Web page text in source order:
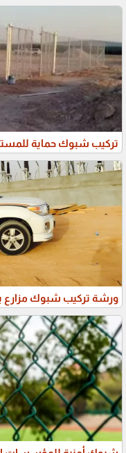
تركيب شبوك حماية للمستودعات
ورشة تركيب شبوك مزارع